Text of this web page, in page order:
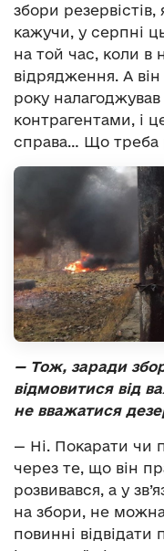
збори
кажучи, у серпні
на той час, коли в
відрядження. А
року
контрагентами, і
справа… Що треба
— Тож, заради
відмовитися від
не вважатися
— Ні. Покарати чи
через те, що він
розвивався, а у
на збори, не
повинні відвідати